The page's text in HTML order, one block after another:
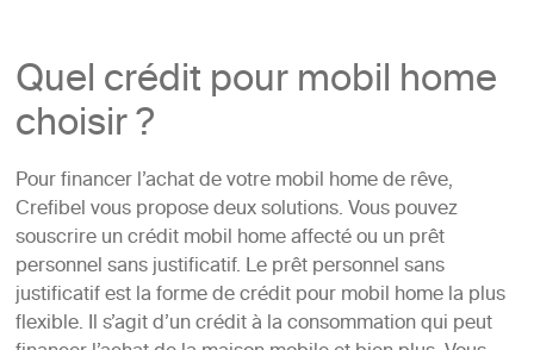
Quel crédit pour mobil home
choisir ?
Pour financer l’achat de votre mobil home de rêve,
Crefibel vous propose deux solutions. Vous pouvez
souscrire un crédit mobil home affecté ou un prêt
personnel sans justificatif. Le prêt personnel sans
justificatif est la forme de crédit pour mobil home la plus
flexible. Il s’agit d’un crédit à la consommation qui peut